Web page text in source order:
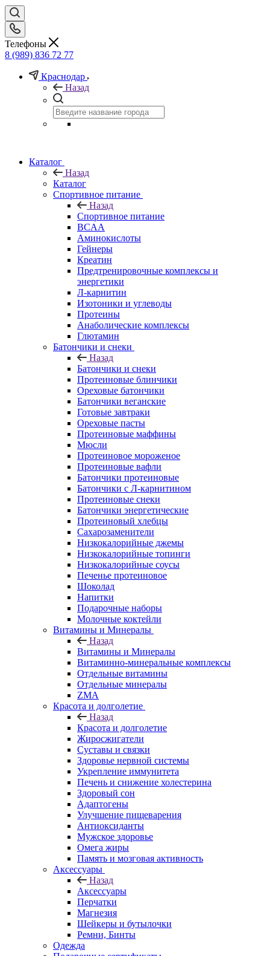
Телефоны
8 (989) 836 72 77
Краснодар
Назад
Каталог
Назад
Каталог
Спортивное питание
Назад
Спортивное питание
BCAA
Аминокислоты
Гейнеры
Креатин
Предтренировочные комплексы и
энергетики
Л-карнитин
Изотоники и углеводы
Протеины
Анаболические комплексы
Глютамин
Батончики и снеки
Назад
Батончики и снеки
Протеиновые блинчики
Ореховые батончики
Батончики веганские
Готовые завтраки
Ореховые пасты
Протеиновые маффины
Мюсли
Протеиновое мороженое
Протеиновые вафли
Батончики протеиновые
Батончики с Л-карнитином
Протеиновые снеки
Батончики энергетические
Протеиновый хлебцы
Сахарозаменители
Низкокалорийные джемы
Низкокалорийные топинги
Низкокалорийные соусы
Печенье протеиновое
Шоколад
Напитки
Подарочные наборы
Молочные коктейли
Витамины и Минералы
Назад
Витамины и Минералы
Витаминно-минеральные комплексы
Отдельные витамины
Отдельные минералы
ZMA
Красота и долголетие
Назад
Красота и долголетие
Жиросжигатели
Суставы и связки
Здоровье нервной системы
Укрепление иммунитета
Печень и снижение холестерина
Здоровый сон
Адаптогены
Улучшение пищеварения
Антиоксиданты
Мужское здоровье
Омега жиры
Память и мозговая активность
Аксессуары
Назад
Аксессуары
Перчатки
Магнезия
Шейкеры и бутылочки
Ремни, Бинты
Одежда